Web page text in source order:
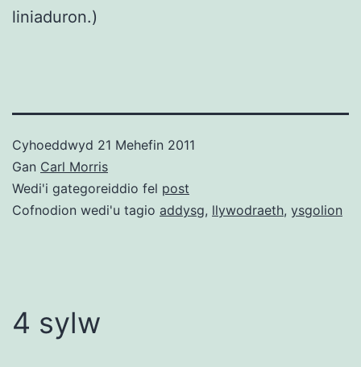
liniaduron.)
Cyhoeddwyd 21 Mehefin 2011
Gan Carl Morris
Wedi'i gategoreiddio fel post
Cofnodion wedi'u tagio addysg, llywodraeth, ysgolion
4 sylw